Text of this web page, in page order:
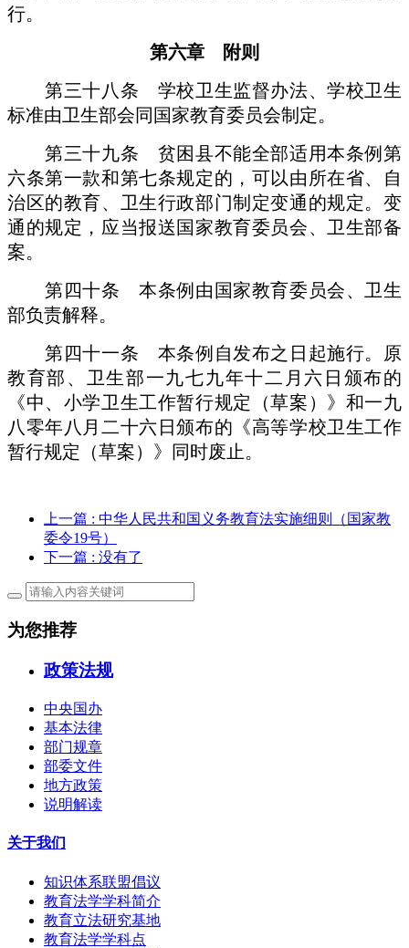
行。
第六章 附则
第三十八条 学校卫生监督办法、学校卫生
标准由卫生部会同国家教育委员会制定。
第三十九条 贫困县不能全部适用本条例第
六条第一款和第七条规定的，可以由所在省、自
治区的教育、卫生行政部门制定变通的规定。变
通的规定，应当报送国家教育委员会、卫生部备
案。
第四十条 本条例由国家教育委员会、卫生
部负责解释。
第四十一条 本条例自发布之日起施行。原
教育部、卫生部一九七九年十二月六日颁布的
《中、小学卫生工作暂行规定（草案）》和一九
八零年八月二十六日颁布的《高等学校卫生工作
暂行规定（草案）》同时废止。
上一篇 : 中华人民共和国义务教育法实施细则（国家教
委令19号）
下一篇 : 没有了
为您推荐
政策法规
中央国办
基本法律
部门规章
部委文件
地方政策
说明解读
关于我们
知识体系联盟倡议
教育法学学科简介
教育立法研究基地
教育法学学科点